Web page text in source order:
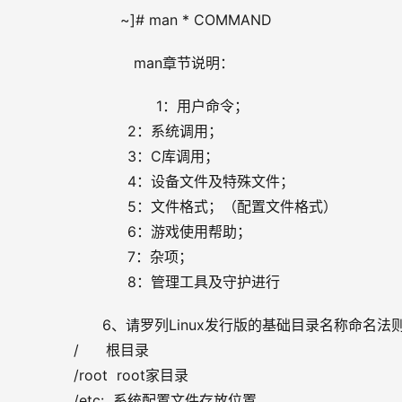
~]# man * COMMAND
man章节说明：
1：用户命令；
2：系统调用；
3：C库调用；
4：设备文件及特殊文件；
5：文件格式；（配置文件格式）
6：游戏使用帮助；
7：杂项；
8：管理工具及守护进行
6、请罗列Linux发行版的基础目录名称命名法
/      根目录
/root  root家目录